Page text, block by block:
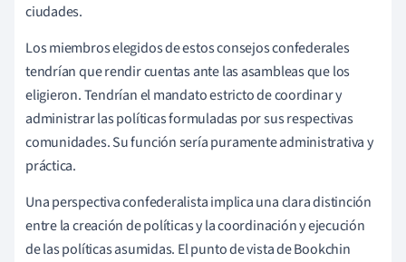
ciudades.
Los miembros elegidos de estos consejos confederales
tendrían que rendir cuentas ante las asambleas que los
eligieron. Tendrían el mandato estricto de coordinar y
administrar las políticas formuladas por sus respectivas
comunidades. Su función sería puramente administrativa y
práctica.
Una perspectiva confederalista implica una clara distinción
entre la creación de políticas y la coordinación y ejecución
de las políticas asumidas. El punto de vista de Bookchin